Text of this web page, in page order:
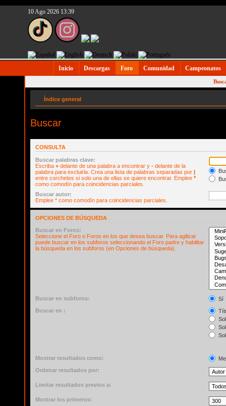
10 Ago 2026 13:39
Inicio Descargas Foro Comunidad Campeonatos
Índice general
Buscar
CONSULTA
Buscar palabras clave:
Escriba + delante de una palabra a encontrar y - delante de la
palabra para excluirla. Crea una lista de palabras separadas por |
entre corchetes si solo una de ellas se quiere encontrar. Emplee *
como comodín para coincidencias parciales.
Buscar autor:
Emplee * como comodín para coincidencias parciales.
OPCIONES DE BÚSQUEDA
Buscar en Foros:
Seleccione el Foro o Foros en los que desea buscar. Para agilizar
puede buscar en los subforos seleccionando el Foro padre y habilitar
la búsqueda en los subforos (en Opciones de búsqueda).
Buscar en subforos:
Sí
Buscar en :
Mostrar resultados como:
Ordenar resultados por:
Limitar resultados previos a:
Mostrar los primeros: